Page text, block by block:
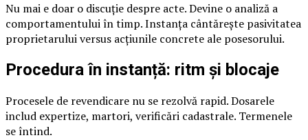
Nu mai e doar o discuție despre acte. Devine o analiză a
comportamentului în timp. Instanța cântărește pasivitatea
proprietarului versus acțiunile concrete ale posesorului.
Procedura în instanță: ritm și blocaje
Procesele de revendicare nu se rezolvă rapid. Dosarele
includ expertize, martori, verificări cadastrale. Termenele
se întind.